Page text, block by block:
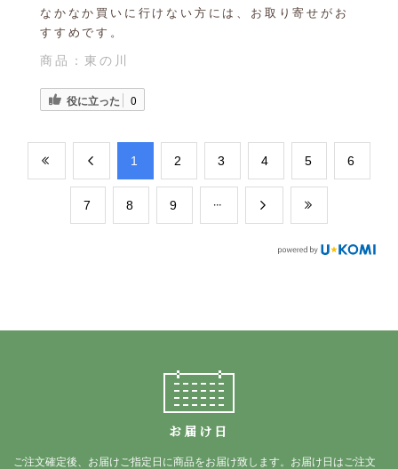
なかなか買いに行けない方には、お取り寄せがお
すすめです。
商品：東の川
役に立った 0
​1 ​2 ​3 ​4 ​5 ​6
​7 ​8 ​9
お届け日
ご注文確定後、お届けご指定日に商品をお届け致します。お届け日はご注文